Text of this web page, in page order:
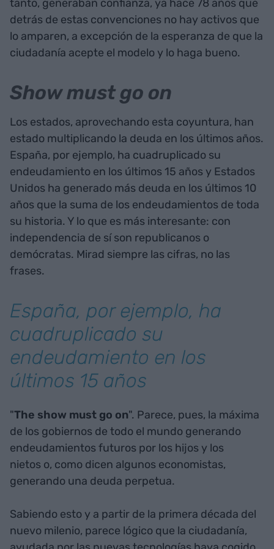
tanto, generaban confianza, ya hace 78 años que
detrás de estas convenciones no hay activos que
lo amparen, a excepción de la esperanza de que la
ciudadanía acepte el modelo y lo haga bueno.
Show must go on
Los estados, aprovechando esta coyuntura, han
estado multiplicando la deuda en los últimos años.
España, por ejemplo, ha cuadruplicado su
endeudamiento en los últimos 15 años y Estados
Unidos ha generado más deuda en los últimos 10
años que la suma de los endeudamientos de toda
su historia. Y lo que es más interesante: con
independencia de sí son republicanos o
demócratas. Mirad siempre las cifras, no las
frases.
España, por ejemplo, ha
cuadruplicado su
endeudamiento en los
últimos 15 años
"The show must go on". Parece, pues, la máxima
de los gobiernos de todo el mundo generando
endeudamientos futuros por los hijos y los
nietos o, como dicen algunos economistas,
generando una deuda perpetua.
Sabiendo esto y a partir de la primera década del
nuevo milenio, parece lógico que la ciudadanía,